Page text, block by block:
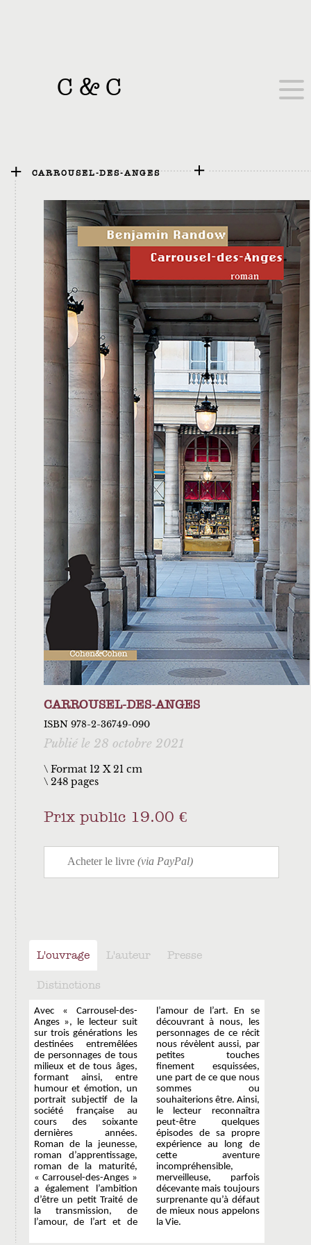
C &C
CARROUSEL-DES-ANGES
CARROUSEL-DES-ANGES
ISBN 978-2-36749-090
Publié le 28 octobre 2021
\ Format 12 X 21 cm
248 pages
Prix public 19.00 €
L'ouvrage L'auteur Presse
Distinctions
Avec « Carrousel-des-
Anges », le lecteur suit
sur trois générations les
destinées entremêlées
de personnages de tous
milieux et de tous âges,
formant ainsi, entre
humour et émotion, un
portrait subjectif de la
société française au
cours des soixante
dernières années.
Roman de la jeunesse,
roman d’apprentissage,
roman de la maturité,
« Carrousel-des-Anges »
a également l’ambition
d’être un petit Traité de
la transmission, de
l’amour, de l’art et de
l’amour de l’art. En se
découvrant à nous, les
personnages de ce récit
nous révèlent aussi, par
petites touches
finement esquissées,
une part de ce que nous
sommes ou
souhaiterions être. Ainsi,
le lecteur reconnaîtra
peut-être quelques
épisodes de sa propre
expérience au long de
cette aventure
incompréhensible,
merveilleuse, parfois
décevante mais toujours
surprenante qu’à défaut
de mieux nous appelons
la Vie.